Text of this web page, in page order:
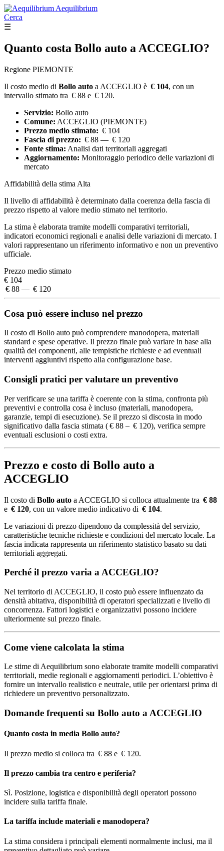
Aequilibrium
Cerca
☰
Quanto costa Bollo auto a ACCEGLIO?
Regione PIEMONTE
Il costo medio di Bollo auto a ACCEGLIO è € 104, con un
intervallo stimato tra € 88 e € 120.
Servizio: Bollo auto
Comune: ACCEGLIO (PIEMONTE)
Prezzo medio stimato: € 104
Fascia di prezzo: € 88 — € 120
Fonte stima: Analisi dati territoriali aggregati
Aggiornamento: Monitoraggio periodico delle variazioni di
mercato
Affidabilità della stima Alta
Il livello di affidabilità è determinato dalla coerenza della fascia di
prezzo rispetto al valore medio stimato nel territorio.
La stima è elaborata tramite modelli comparativi territoriali,
indicatori economici regionali e analisi delle variazioni di mercato. I
valori rappresentano un riferimento informativo e non un preventivo
ufficiale.
Prezzo medio stimato
€ 104
€ 88 — € 120
Cosa può essere incluso nel prezzo
Il costo di Bollo auto può comprendere manodopera, materiali
standard e spese operative. Il prezzo finale può variare in base alla
qualità dei componenti, alle tempistiche richieste e ad eventuali
interventi aggiuntivi rispetto alla configurazione base.
Consigli pratici per valutare un preventivo
Per verificare se una tariffa è coerente con la stima, confronta più
preventivi e controlla cosa è incluso (materiali, manodopera,
garanzie, tempi di esecuzione). Se il prezzo si discosta in modo
significativo dalla fascia stimata ( € 88 – € 120), verifica sempre
eventuali esclusioni o costi extra.
Prezzo e costo di Bollo auto a
ACCEGLIO
Il costo di Bollo auto a ACCEGLIO si colloca attualmente tra € 88
e € 120, con un valore medio indicativo di € 104.
Le variazioni di prezzo dipendono da complessità del servizio,
caratteristiche tecniche richieste e condizioni del mercato locale. La
fascia indicata rappresenta un riferimento statistico basato su dati
territoriali aggregati.
Perché il prezzo varia a ACCEGLIO?
Nel territorio di ACCEGLIO, il costo può essere influenzato da
densità abitativa, disponibilità di operatori specializzati e livello di
concorrenza. Fattori logistici e organizzativi possono incidere
ulteriormente sul prezzo finale.
Come viene calcolata la stima
Le stime di Aequilibrium sono elaborate tramite modelli comparativi
territoriali, medie regionali e aggiornamenti periodici. L’obiettivo è
fornire un intervallo realistico e neutrale, utile per orientarsi prima di
richiedere un preventivo personalizzato.
Domande frequenti su Bollo auto a ACCEGLIO
Quanto costa in media Bollo auto?
Il prezzo medio si colloca tra € 88 e € 120.
Il prezzo cambia tra centro e periferia?
Sì. Posizione, logistica e disponibilità degli operatori possono
incidere sulla tariffa finale.
La tariffa include materiali e manodopera?
La stima considera i principali elementi normalmente inclusi, ma il